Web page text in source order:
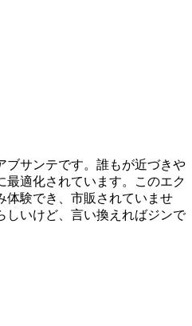
ブサンテです。誰もが近づきや
最適化されています。このエク
体験でき、市販されていませ
しいけど、言い換えればジンで